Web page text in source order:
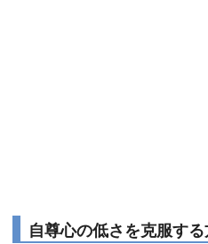
自尊心の低さを克服す